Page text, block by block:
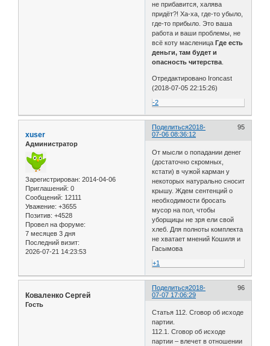
не прибавится, халява
придёт?! Ха-ха, где-то убыло,
где-то прибыло. Это ваша
работа и ваши проблемы, не
всё коту масленица Где есть
деньги, там будет и
опасность читерства
Отредактировано Ironcast
(2018-07-05 22:15:26)
-2
Поделиться 95
2018-
07-06 08:36:12
xuser
Администратор
Зарегистрирован: 2014-04-06
Приглашений: 0
Сообщений: 12111
Уважение: +3655
Позитив: +4528
Провел на форуме:
7 месяцев 3 дня
Последний визит:
2026-07-21 14:23:53
От мысли о попадании денег
(достаточно скромных,
кстати) в чужой карман у
некоторых натурально сносит
крышу. Ждем сентенций о
необходимости бросать
мусор на пол, чтобы
уборщицы не зря ели свой
хлеб. Для полноты комплекта
не хватает мнений Кошиля и
Гасымова
+1
Поделиться 96
2018-
07-07 17:06:29
Коваленко Сергей
Гость
Статья 112. Сговор об исходе
партии.
112.1. Сговор об исходе
партии – влечет в отношении